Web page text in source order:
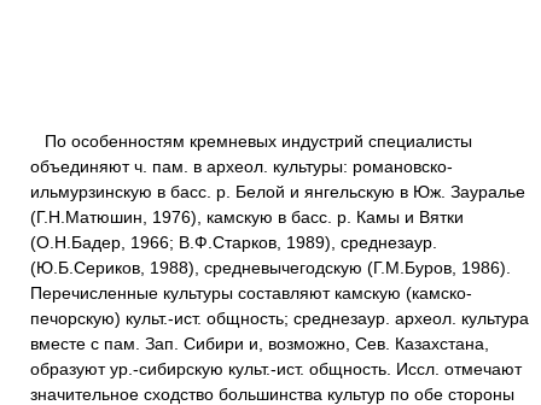
По особенностям кремневых индустрий специалисты
объединяют ч. пам. в археол. культуры: романовско-
ильмурзинскую в басс. р. Белой и янгельскую в Юж. Зауралье
(Г.Н.Матюшин, 1976), камскую в басс. р. Камы и Вятки
(О.Н.Бадер, 1966; В.Ф.Старков, 1989), среднезаур.
(Ю.Б.Сериков, 1988), средневычегодскую (Г.М.Буров, 1986).
Перечисленные культуры составляют камскую (камско-
печорскую) культ.-ист. общность; среднезаур. археол. культура
вместе с пам. Зап. Сибири и, возможно, Сев. Казахстана,
образуют ур.-сибирскую культ.-ист. общность. Иссл. отмечают
значительное сходство большинства культур по обе стороны